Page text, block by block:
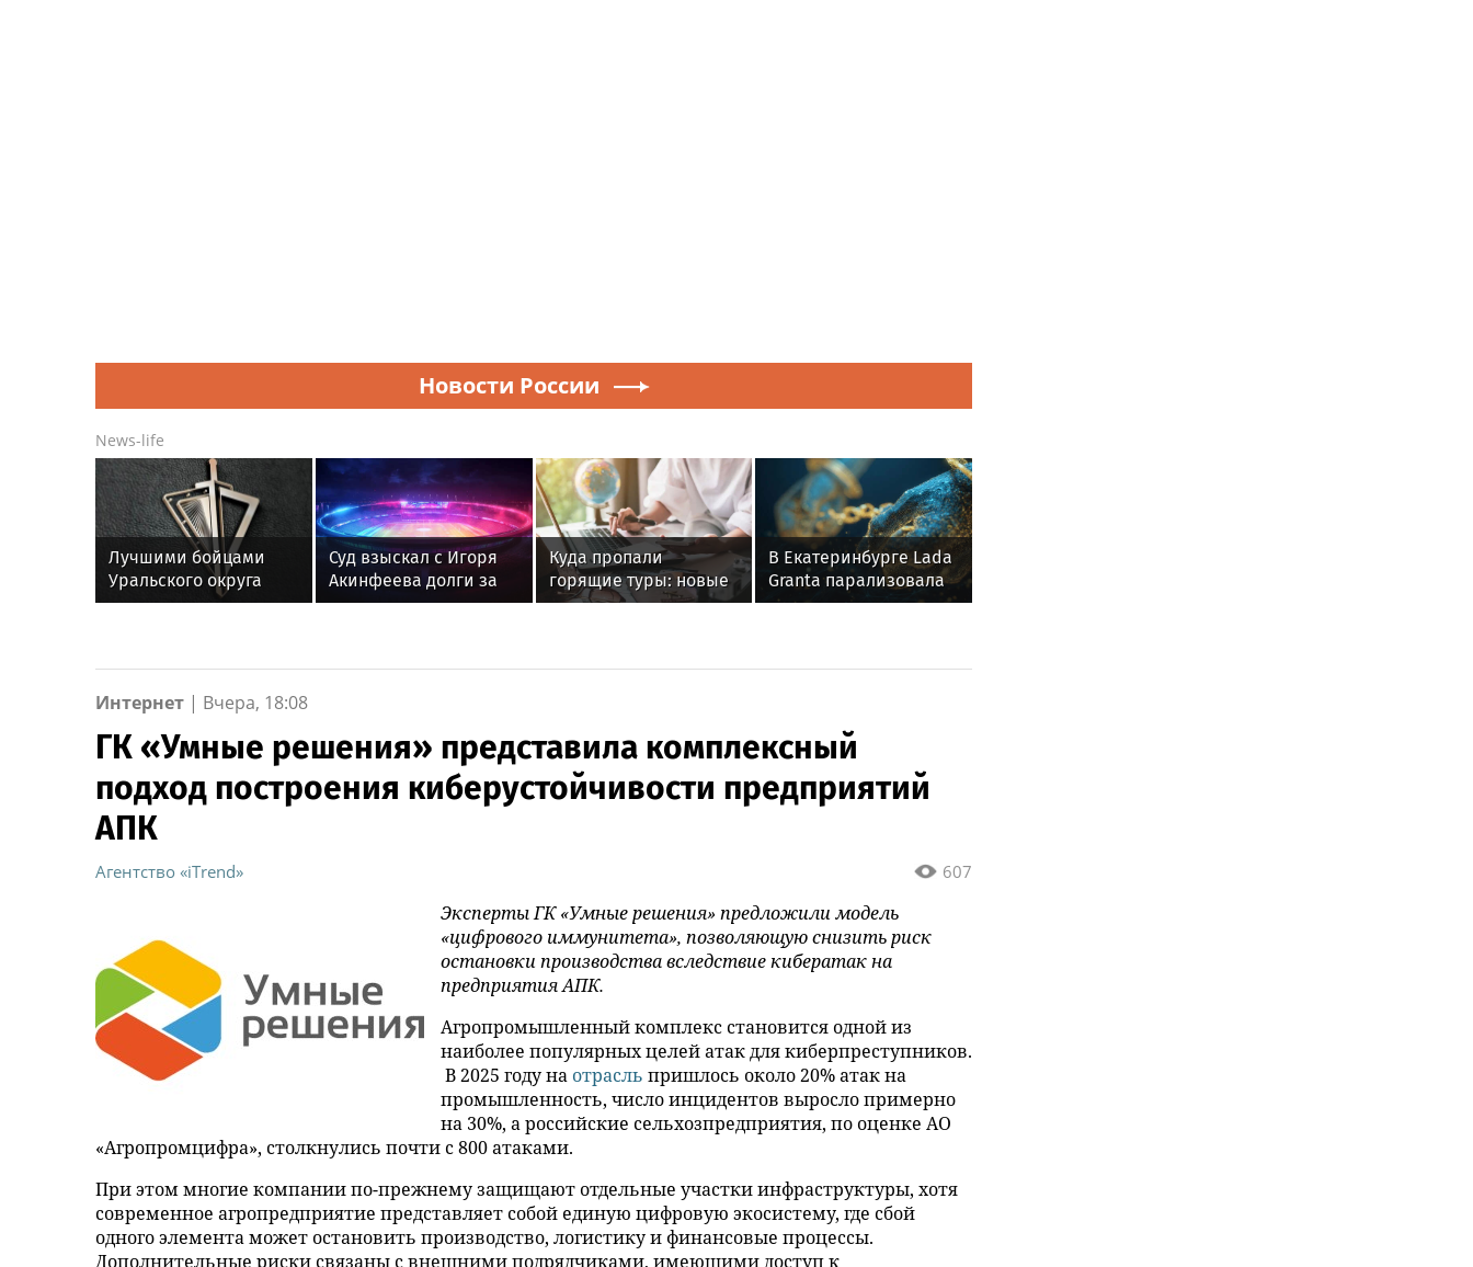
Новости России
News-life
Лучшими бойцами
Уральского округа
Росгвардии стали
по охране важных
государственных
объектов
Суд взыскал с Игоря
Акинфеева долги за
коммунальные услуги
Куда пропали
горящие туры: новые
маршруты и
В Екатеринбурге Lada
Granta парализовала
движение на
Интернет | Вчера, 18:08
ГК «Умные решения» представила комплексный
подход построения киберустойчивости предприятий
АПК
607
Агентство «iTrend»
Эксперты ГК «Умные решения» предложили модель
«цифрового иммунитета», позволяющую снизить риск
остановки производства вследствие кибератак на
предприятия АПК.
Агропромышленный комплекс становится одной из
наиболее популярных целей атак для киберпреступников.
В 2025 году на отрасль пришлось около 20% атак на
промышленность, число инцидентов выросло примерно
на 30%, а российские сельхозпредприятия, по оценке АО
«Агропромцифра», столкнулись почти с 800 атаками.
При этом многие компании по-прежнему защищают отдельные участки инфраструктуры, хотя
современное агропредприятие представляет собой единую цифровую экосистему, где сбой
одного элемента может остановить производство, логистику и финансовые процессы.
Дополнительные риски связаны с внешними подрядчиками, имеющими доступ к